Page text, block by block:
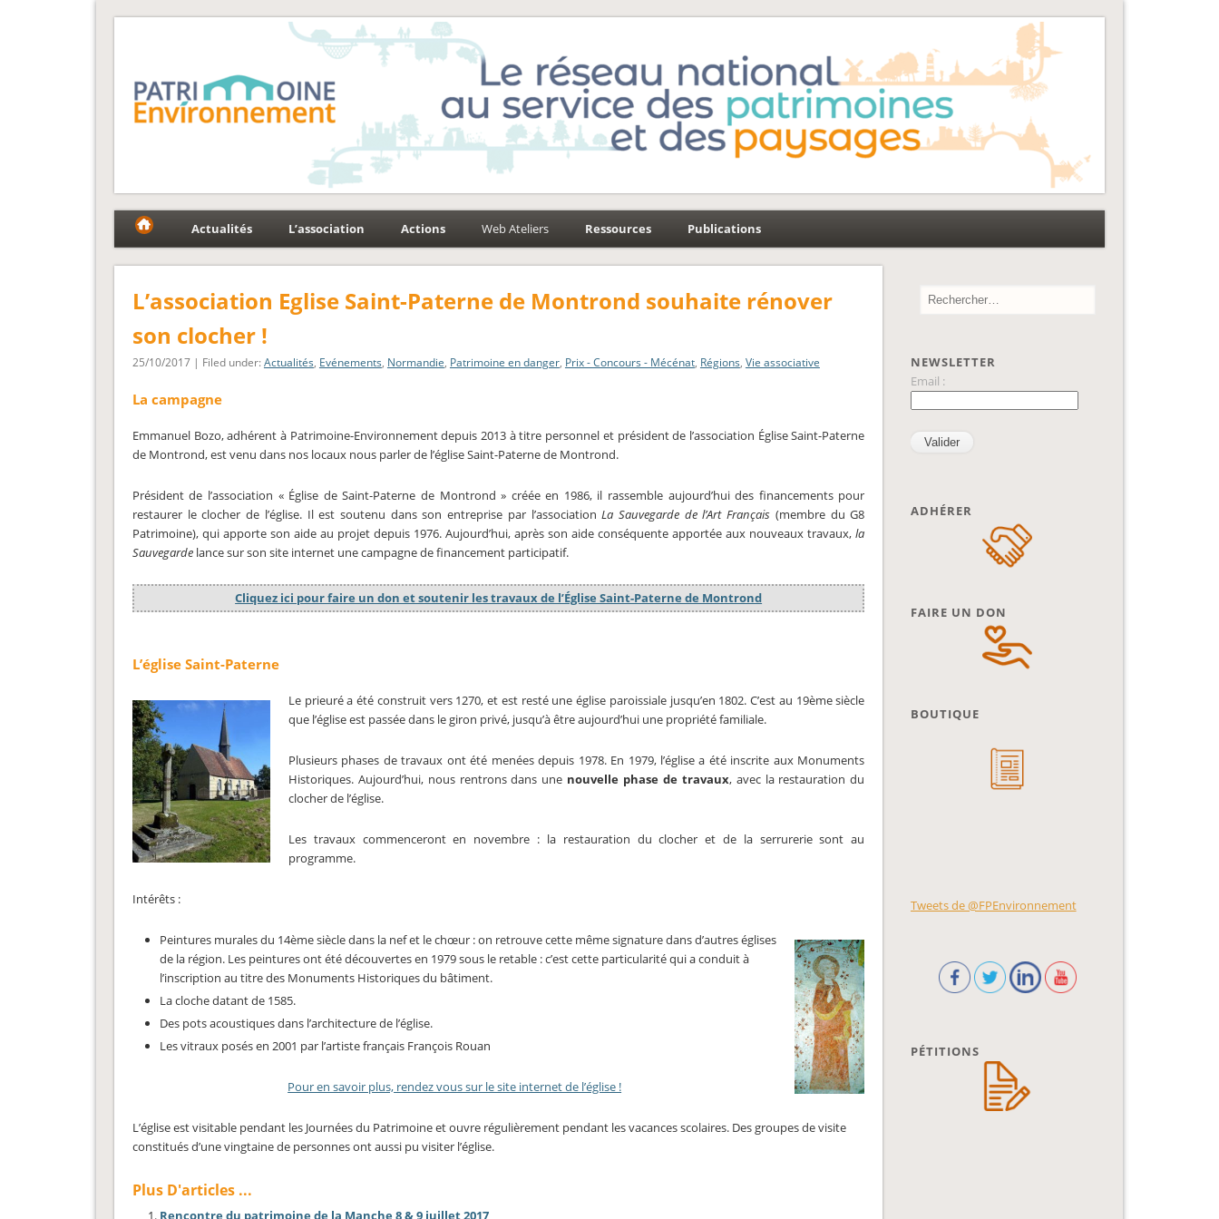
Fédération Patrimoine-Environnement
Actualités L’association Actions Web Ateliers Ressources Publications
L’association Eglise Saint-Paterne de Montrond souhaite rénover
son clocher !
25/10/2017 | Filed under:Actualités, Evénements, Normandie, Patrimoine en danger, Prix - Concours - Mécénat, Régions, Vie associative
La campagne
Emmanuel Bozo, adhérent à Patrimoine-Environnement depuis 2013 à titre personnel et président de l’association Église Saint-Paterne
de Montrond, est venu dans nos locaux nous parler de l’église Saint-Paterne de Montrond.
Président de l’association « Église de Saint-Paterne de Montrond » créée en 1986, il rassemble aujourd’hui des financements pour
restaurer le clocher de l’église. Il est soutenu dans son entreprise par l’associationLa Sauvegarde de l’Art Français (membre du G8
Patrimoine), qui apporte son aide au projet depuis 1976. Aujourd’hui, après son aide conséquente apportée aux nouveaux travaux,la
Sauvegardelance sur son site internet une campagne de financement participatif.
Cliquez ici pour faire un don et soutenir les travaux de l’Église Saint-Paterne de Montrond
L’église Saint-Paterne
Le prieuré a été construit vers 1270, et est resté une église paroissiale jusqu’en 1802. C’est au 19ème siècle
que l’église est passée dans le giron privé, jusqu’à être aujourd’hui une propriété familiale.
Plusieurs phases de travaux ont été menées depuis 1978. En 1979, l’église a été inscrite aux Monuments
Historiques. Aujourd’hui, nous rentrons dans une nouvelle phase de travaux, avec la restauration du
clocher de l’église.
Les travaux commenceront en novembre : la restauration du clocher et de la serrurerie sont au
programme.
Intérêts :
Peintures murales du 14ème siècle dans la nef et le chœur : on retrouve cette même signature dans d’autres églises
de la région. Les peintures ont été découvertes en 1979 sous le retable : c’est cette particularité qui a conduit à
l’inscription au titre des Monuments Historiques du bâtiment.
La cloche datant de 1585.
Des pots acoustiques dans l’architecture de l’église.
Les vitraux posés en 2001 par l’artiste français François Rouan
Pour en savoir plus, rendez vous sur le site internet de l’église !
L’église est visitable pendant les Journées du Patrimoine et ouvre régulièrement pendant les vacances scolaires. Des groupes de visite
constitués d’une vingtaine de personnes ont aussi pu visiter l’église.
Plus D'articles ...
Rencontre du patrimoine de la Manche 8 & 9 juillet 2017
NEWSLETTER
Email :
ADHÉRER
FAIRE UN DON
BOUTIQUE
Tweets de @FPEnvironnement
PÉTITIONS